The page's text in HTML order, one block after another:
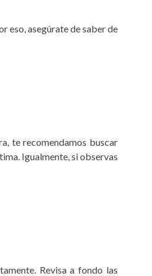
eso, asegúrate de saber de
te recomendamos buscar
Igualmente, si observas
Revisa a fondo las